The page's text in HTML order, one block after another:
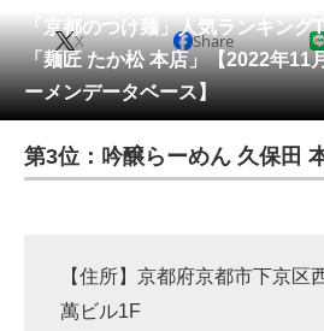
会員記事
メディア
注目記事を集めた総合ページ
ITの今と未来を見通す
進化するPCとデバイスの未来
「京都のつけ麺」人気ランキン
「麺匠 たか松 本店」【2022年11
ーメンデータベース】
X Share
第3位：吟醸らーめん 久保田
【住所】京都府京都市下京区
萬ビル1F